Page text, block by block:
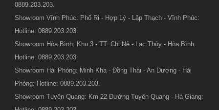
0889.203.203.
Showroom Vĩnh Phúc: Phố Ri - Hợp Lý - Lập Thạch - Vĩnh Phúc:
Hotline: 0889.203.203.
Showroom Hòa Bình: Khu 3 - TT. Chi Nê - Lạc Thủy - Hòa Bình:
Hotline: 0889.203.203.
Showroom Hải Phòng: Minh Kha - Đồng Thái - An Dương - Hải
Phòng: Hotline: 0889.203.203.
Showroom Tuyên Quang: Km 22 Đường Tuyên Quang - Hà Giang: